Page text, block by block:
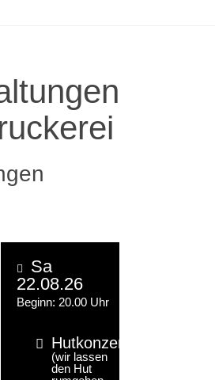
Sa
22.08.26
Beginn: 20.00 Uhr
Hutkonzert
(wir lassen
den Hut